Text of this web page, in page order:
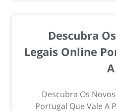
Descubra
Legais Online
Descubra Os
Portugal Que Vale A